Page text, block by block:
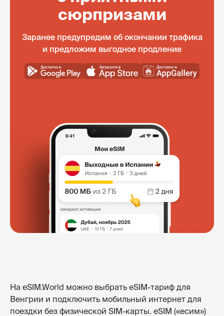
сюрпризами
Заранее предупредим об окончании трафика
и предложим выгодное продление
На eSIM.World можно выбрать eSIM-тариф для
Венгрии и подключить мобильный интернет для
поездки без физической SIM-карты. eSIM («есим»)